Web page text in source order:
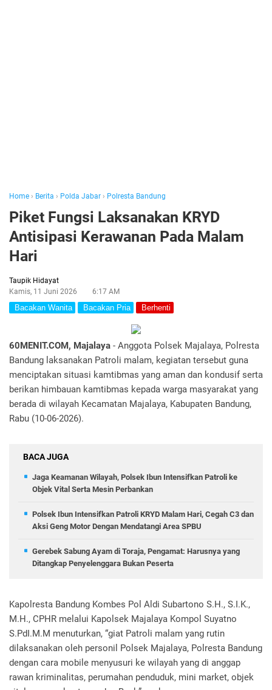
Home › Berita › Polda Jabar › Polresta Bandung
Piket Fungsi Laksanakan KRYD
Antisipasi Kerawanan Pada Malam
Hari
Taupik Hidayat
Kamis, 11 Juni 2026
6:17 AM
Bacakan Wanita Bacakan Pria Berhenti
60MENIT.COM, Majalaya - Anggota Polsek Majalaya, Polresta
Bandung laksanakan Patroli malam, kegiatan tersebut guna
menciptakan situasi kamtibmas yang aman dan kondusif serta
berikan himbauan kamtibmas kepada warga masyarakat yang
berada di wilayah Kecamatan Majalaya, Kabupaten Bandung,
Rabu (10-06-2026).
BACA JUGA
Jaga Keamanan Wilayah, Polsek Ibun Intensifkan Patroli ke
Objek Vital Serta Mesin Perbankan
Polsek Ibun Intensifkan Patroli KRYD Malam Hari, Cegah C3 dan
Aksi Geng Motor Dengan Mendatangi Area SPBU
Gerebek Sabung Ayam di Toraja, Pengamat: Harusnya yang
Ditangkap Penyelenggara Bukan Peserta
Kapolresta Bandung Kombes Pol Aldi Subartono S.H., S.I.K.,
M.H., CPHR melalui Kapolsek Majalaya Kompol Suyatno
S.PdI.M.M menuturkan, “giat Patroli malam yang rutin
dilaksanakan oleh personil Polsek Majalaya, Polresta Bandung
dengan cara mobile menyusuri ke wilayah yang di anggap
rawan kriminalitas, perumahan penduduk, mini market, objek